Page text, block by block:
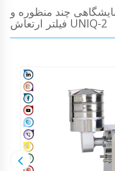
چند منظوره و
فیلتر ارتعاش UNIQ-2